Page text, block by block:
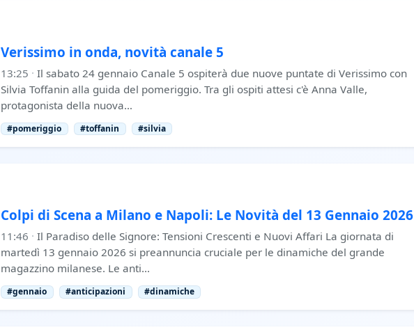
Verissimo in onda, novità canale 5
13:25 · Il sabato 24 gennaio Canale 5 ospiterà due nuove puntate di Verissimo con
Silvia Toffanin alla guida del pomeriggio. Tra gli ospiti attesi c'è Anna Valle,
protagonista della nuova…
#pomeriggio #toffanin #silvia
Colpi di Scena a Milano e Napoli: Le Novità del 13 Gennaio 2026
11:46 · Il Paradiso delle Signore: Tensioni Crescenti e Nuovi Affari La giornata di
martedì 13 gennaio 2026 si preannuncia cruciale per le dinamiche del grande
magazzino milanese. Le anti…
#gennaio #anticipazioni #dinamiche